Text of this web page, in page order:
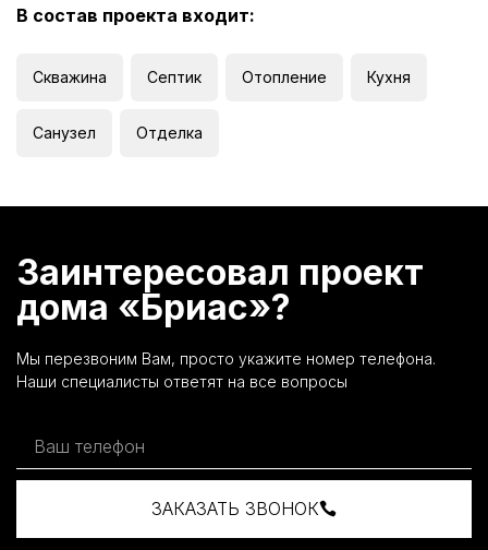
В состав проекта входит:
Скважина Септик Отопление Кухня
Санузел Отделка
Заинтересовал проект
дома «Бриас»?
Мы перезвоним Вам, просто укажите номер телефона.
Наши специалисты ответят на все вопросы
ЗАКАЗАТЬ ЗВОНОК